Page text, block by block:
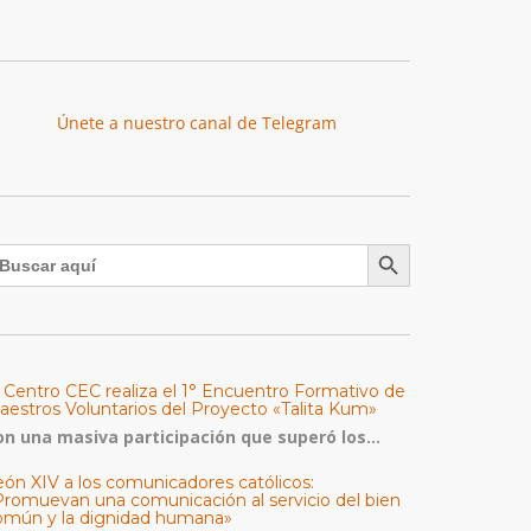
Únete a nuestro canal de Telegram
Botón de búsqueda
Centro CEC realiza el 1° Encuentro Formativo de
Voluntarios del Proyecto «Talita Kum»
una masiva participación que superó los...
XIV a los comunicadores católicos:
una comunicación al servicio del bien
y la dignidad humana»